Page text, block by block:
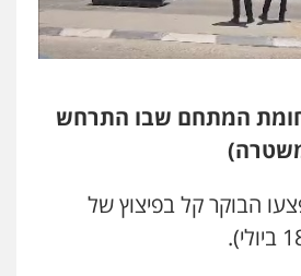
נאטור
פשיעה כלכלית צווארון לבן
חומת המתחם שבו התרחש
הבוקר קל בפיצוץ של